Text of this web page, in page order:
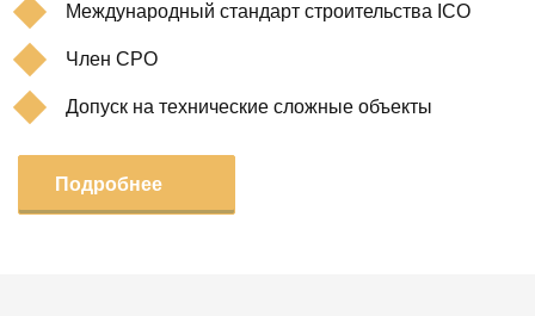
Международный стандарт строительства ICO
Член СРО
Допуск на технические сложные объекты
Подробнее